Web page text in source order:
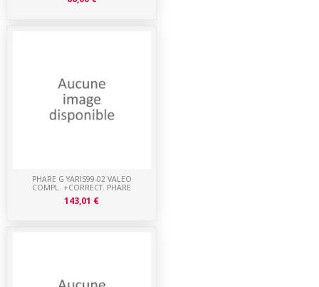
PHARE G YARIS99-02 VALEO
COMPL. +CORRECT. PHARE
143,01 €